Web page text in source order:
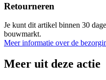
Retourneren
Je kunt dit artikel binnen 30
bouwmarkt.
Meer informatie over de
Meer uit deze actie